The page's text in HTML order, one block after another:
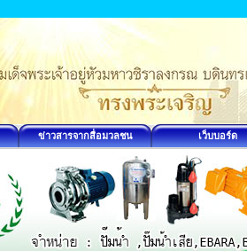
ข่าวสารจากสื่อมวลชน เว็บบอร์ด